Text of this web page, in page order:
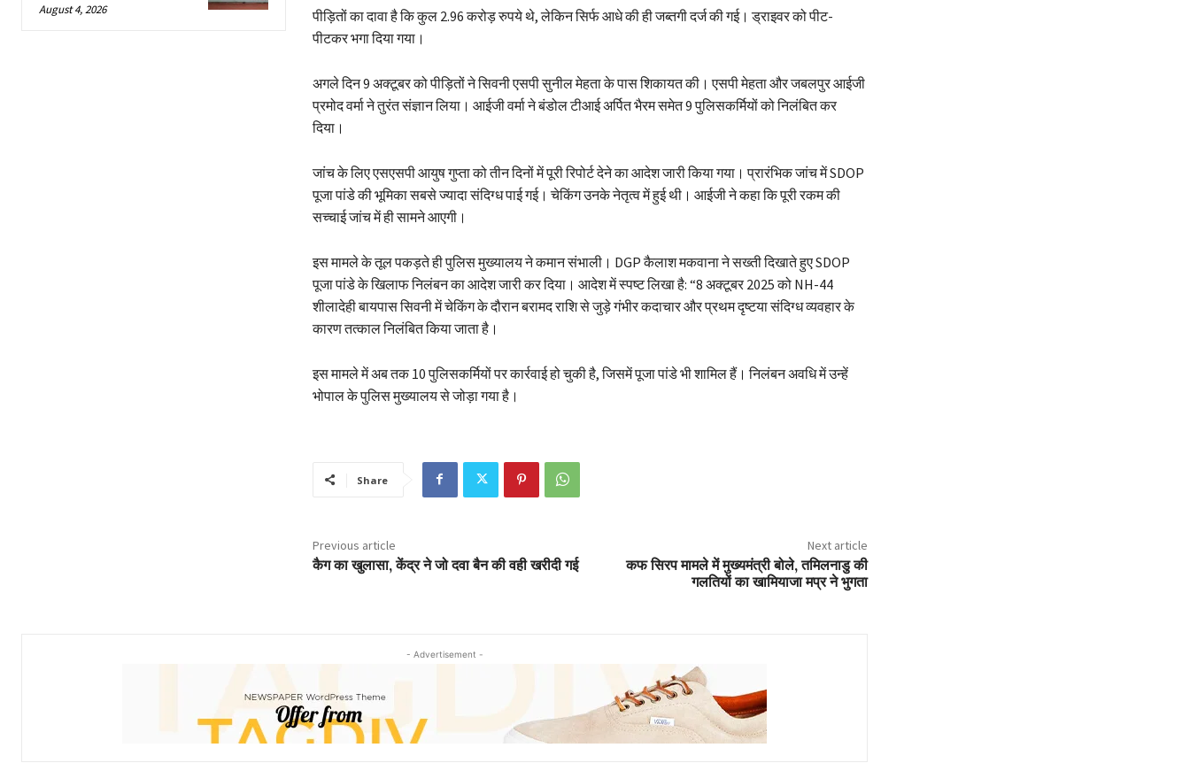
August 4, 2026
पीड़ितों का दावा है कि कुल 2.96 करोड़ रुपये थे, लेकिन सिर्फ आधे की ही जब्तगी दर्ज की गई। ड्राइवर को पीट-
पीटकर भगा दिया गया।
अगले दिन 9 अक्टूबर को पीड़ितों ने सिवनी एसपी सुनील मेहता के पास शिकायत की। एसपी मेहता और जबलपुर आईजी
प्रमोद वर्मा ने तुरंत संज्ञान लिया। आईजी वर्मा ने बंडोल टीआई अर्पित भैरम समेत 9 पुलिसकर्मियों को निलंबित कर
दिया।
जांच के लिए एसएसपी आयुष गुप्ता को तीन दिनों में पूरी रिपोर्ट देने का आदेश जारी किया गया। प्रारंभिक जांच में SDOP
पूजा पांडे की भूमिका सबसे ज्यादा संदिग्ध पाई गई। चेकिंग उनके नेतृत्व में हुई थी। आईजी ने कहा कि पूरी रकम की
सच्चाई जांच में ही सामने आएगी।
इस मामले के तूल पकड़ते ही पुलिस मुख्यालय ने कमान संभाली। DGP कैलाश मकवाना ने सख्ती दिखाते हुए SDOP
पूजा पांडे के खिलाफ निलंबन का आदेश जारी कर दिया। आदेश में स्पष्ट लिखा है: “8 अक्टूबर 2025 को NH-44
शीलादेही बायपास सिवनी में चेकिंग के दौरान बरामद राशि से जुड़े गंभीर कदाचार और प्रथम दृष्टया संदिग्ध व्यवहार के
कारण तत्काल निलंबित किया जाता है।
इस मामले में अब तक 10 पुलिसकर्मियों पर कार्रवाई हो चुकी है, जिसमें पूजा पांडे भी शामिल हैं। निलंबन अवधि में उन्हें
भोपाल के पुलिस मुख्यालय से जोड़ा गया है।
Share
Previous article
कैग का खुलासा, केंद्र ने जो दवा बैन की वही खरीदी गई
Next article
कफ सिरप मामले में मुख्यमंत्री बोले, तमिलनाडु की
गलतियों का खामियाजा मप्र ने भुगता
- Advertisement -